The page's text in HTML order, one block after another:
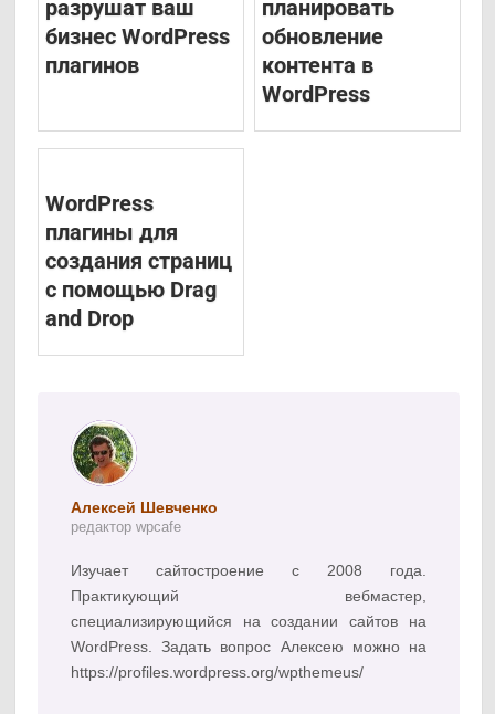
разрушат ваш
бизнес WordPress
плагинов
планировать
обновление
контента в
WordPress
WordPress
плагины для
создания страниц
с помощью Drag
and Drop
Алексей Шевченко
редактор wpcafe
Изучает сайтостроение с 2008 года.
Практикующий вебмастер,
специализирующийся на создании сайтов на
WordPress. Задать вопрос Алексею можно на
https://profiles.wordpress.org/wpthemeus/